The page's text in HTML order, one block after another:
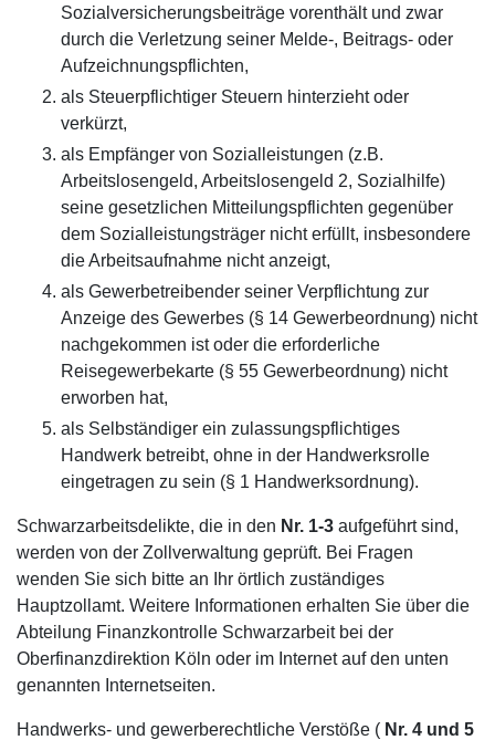
Sozialversicherungsbeiträge vorenthält und zwar
durch die Verletzung seiner Melde-, Beitrags- oder
Aufzeichnungspflichten,
als Steuerpflichtiger Steuern hinterzieht oder
verkürzt,
als Empfänger von Sozialleistungen (z.B.
Arbeitslosengeld, Arbeitslosengeld 2, Sozialhilfe)
seine gesetzlichen Mitteilungspflichten gegenüber
dem Sozialleistungsträger nicht erfüllt, insbesondere
die Arbeitsaufnahme nicht anzeigt,
als Gewerbetreibender seiner Verpflichtung zur
Anzeige des Gewerbes (§ 14 Gewerbeordnung) nicht
nachgekommen ist oder die erforderliche
Reisegewerbekarte (§ 55 Gewerbeordnung) nicht
erworben hat,
als Selbständiger ein zulassungspflichtiges
Handwerk betreibt, ohne in der Handwerksrolle
eingetragen zu sein (§ 1 Handwerksordnung).
Schwarzarbeitsdelikte, die in den Nr. 1-3 aufgeführt sind,
werden von der Zollverwaltung geprüft. Bei Fragen
wenden Sie sich bitte an Ihr örtlich zuständiges
Hauptzollamt. Weitere Informationen erhalten Sie über die
Abteilung Finanzkontrolle Schwarzarbeit bei der
Oberfinanzdirektion Köln oder im Internet auf den unten
genannten Internetseiten.
Handwerks- und gewerberechtliche Verstöße ( Nr. 4 und 5